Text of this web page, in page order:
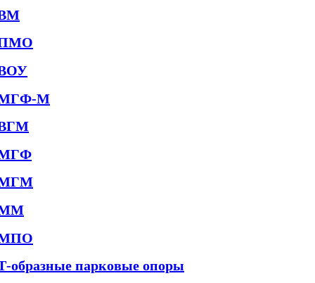
М
образные парковые опоры